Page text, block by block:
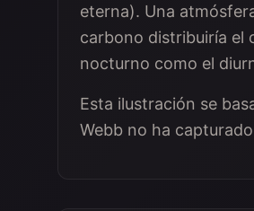
eterna). Una
carbono distribuiría el
nocturno como el
Esta ilustración se
Webb no ha